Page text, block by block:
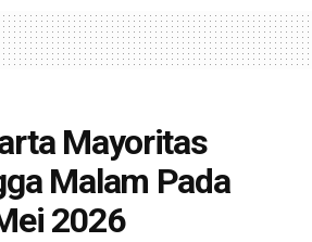
Mayoritas
Malam Pada
2026